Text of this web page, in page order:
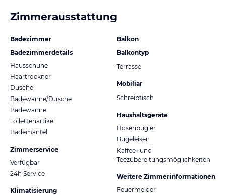
Zimmerausstattung
Badezimmer
Badezimmerdetails
Hausschuhe
Haartrockner
Dusche
Badewanne/Dusche
Badewanne
Toilettenartikel
Bademantel
Zimmerservice
Verfügbar
24h Service
Klimatisierung
Balkon
Balkontyp
Terrasse
Mobiliar
Schreibtisch
Haushaltsgeräte
Hosenbügler
Bügeleisen
Kaffee- und
Teezubereitungsmöglichkeiten
Weitere Zimmerinformationen
Feuermelder